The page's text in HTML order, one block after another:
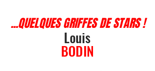
...QUELQUES GRIFFES DE STARS !
Louis
BODIN